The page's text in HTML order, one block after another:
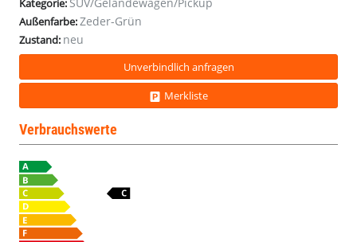
Kategorie:
Außenfarbe:Zeder-Grün
Zustand: neu
Unverbindlich anfragen
Merkliste
Verbrauchswerte